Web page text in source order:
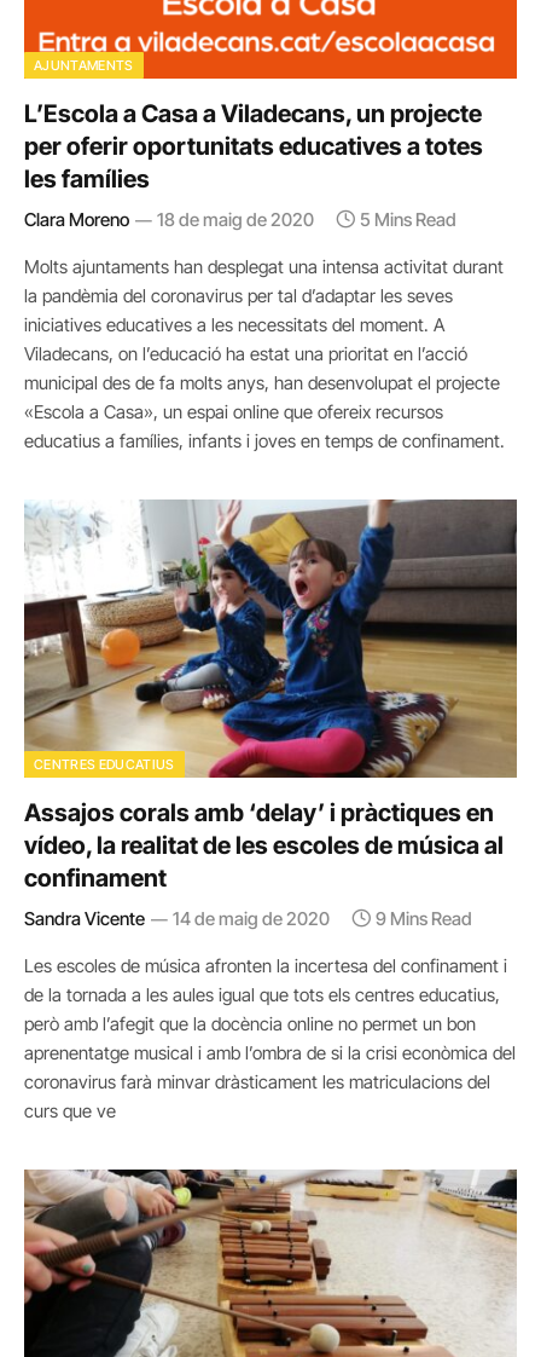
AJUNTAMENTS
L’Escola a Casa a Viladecans, un projecte
per oferir oportunitats educatives a totes
les famílies
Clara Moreno 18 de maig de 2020 5 Mins Read
Molts ajuntaments han desplegat una intensa activitat durant
la pandèmia del coronavirus per tal d’adaptar les seves
iniciatives educatives a les necessitats del moment. A
Viladecans, on l’educació ha estat una prioritat en l’acció
municipal des de fa molts anys, han desenvolupat el projecte
«Escola a Casa», un espai online que ofereix recursos
educatius a famílies, infants i joves en temps de confinament.
CENTRES EDUCATIUS
Assajos corals amb ‘delay’ i pràctiques en
vídeo, la realitat de les escoles de música al
confinament
Sandra Vicente 14 de maig de 2020 9 Mins Read
Les escoles de música afronten la incertesa del confinament i
de la tornada a les aules igual que tots els centres educatius,
però amb l’afegit que la docència online no permet un bon
aprenentatge musical i amb l’ombra de si la crisi econòmica del
coronavirus farà minvar dràsticament les matriculacions del
curs que ve